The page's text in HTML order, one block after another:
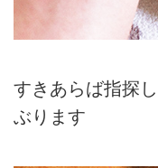
すきあらば指探
ぶります